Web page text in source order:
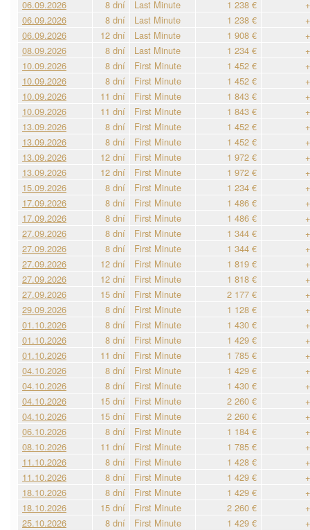
06.09.2026
8 dní Last Minute 1 238 €
06.09.2026
8 dní Last Minute 1 238 €
06.09.2026
12 dní Last Minute 1 908 €
08.09.2026
8 dní Last Minute 1 234 €
10.09.2026
8 dní First Minute 1 452 €
10.09.2026
8 dní First Minute 1 452 €
10.09.2026
11 dní First Minute 1 843 €
10.09.2026
11 dní First Minute 1 843 €
13.09.2026
8 dní First Minute 1 452 €
13.09.2026
8 dní First Minute 1 452 €
13.09.2026
12 dní First Minute 1 972 €
13.09.2026
12 dní First Minute 1 972 €
15.09.2026
8 dní First Minute 1 234 €
17.09.2026
8 dní First Minute 1 486 €
17.09.2026
8 dní First Minute 1 486 €
27.09.2026
8 dní First Minute 1 344 €
27.09.2026
8 dní First Minute 1 344 €
27.09.2026
12 dní First Minute 1 819 €
27.09.2026
12 dní First Minute 1 818 €
27.09.2026
15 dní First Minute 2 177 €
29.09.2026
8 dní First Minute 1 128 €
01.10.2026
8 dní First Minute 1 430 €
01.10.2026
8 dní First Minute 1 429 €
01.10.2026
11 dní First Minute 1 785 €
04.10.2026
8 dní First Minute 1 429 €
04.10.2026
8 dní First Minute 1 430 €
04.10.2026
15 dní First Minute 2 260 €
04.10.2026
15 dní First Minute 2 260 €
06.10.2026
8 dní First Minute 1 184 €
08.10.2026
11 dní First Minute 1 785 €
11.10.2026
8 dní First Minute 1 428 €
11.10.2026
8 dní First Minute 1 429 €
18.10.2026
8 dní First Minute 1 429 €
18.10.2026
15 dní First Minute 2 260 €
25.10.2026
8 dní First Minute 1 429 €